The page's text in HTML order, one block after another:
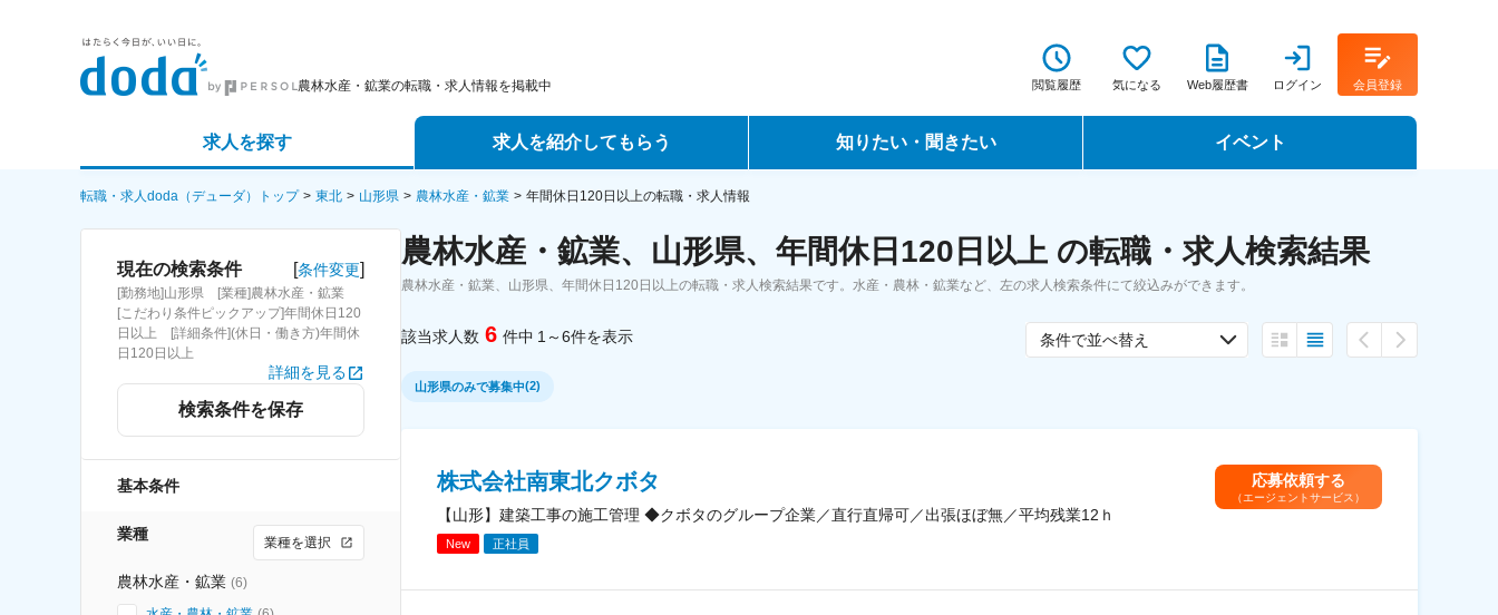
農林水産・鉱業の転職・求人情報を掲載中 閲覧履歴 気になる Web履歴書 ログイン 会員登録
求人を探す
詳細条件から探す
求人特集から探す
求人を紹介してもらう
エージェントサービス
スカウトサービス
知りたい・聞きたい
データで見る転職
イベント
転職フェア
転職・求人doda（デューダ）トップ 東北 山形県 農林水産・鉱業 年間休日120日以上の転職・求人情報
現在の検索条件 [条件変更]
[勤務地]山形県 [業種]農林水産・鉱業
[こだわり条件ピックアップ]年間休日120
日以上 [詳細条件](休日・働き方)年間休
日120日以上
詳細を見る
検索条件を保存
基本条件
業種 業種を選択
農林水産・鉱業 (6)
農林水産・鉱業、山形県、年間休日120日以上 の転職・求人検索結果
農林水産・鉱業、山形県、年間休日120日以上の転職・求人検索結果です。水産・農林・鉱業など、左の求人検索条件にて絞込みができます。
該当求人数 6 件中 1～6件を表示 条件で並べ替え
山形県のみで募集中(2)
株式会社南東北クボタ
【山形】建築工事の施工管理 ◆クボタのグループ企業／直行直帰可／出張ほぼ無／平均残業12ｈ
New 正社員
応募依頼する
（エージェントサービス）